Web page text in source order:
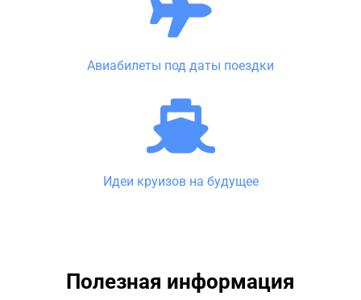
Авиабилеты под даты поездки
Идеи круизов на будущее
Полезная информация